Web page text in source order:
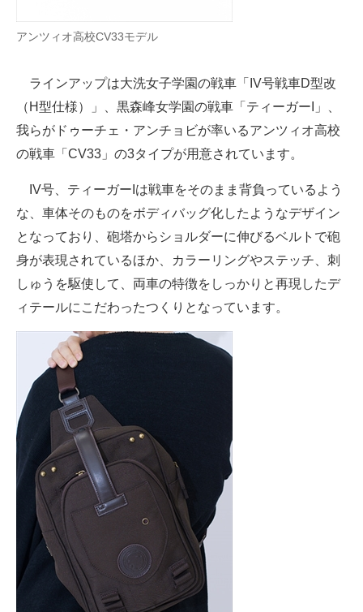
アンツィオ高校CV33モデル
ラインアップは大洗女子学園の戦車「IV号戦車D型改
（H型仕様）」、黒森峰女学園の戦車「ティーガーI」、
我らがドゥーチェ・アンチョビが率いるアンツィオ高校
の戦車「CV33」の3タイプが用意されています。
IV号、ティーガーIは戦車をそのまま背負っているよう
な、車体そのものをボディバッグ化したようなデザイン
となっており、砲塔からショルダーに伸びるベルトで砲
身が表現されているほか、カラーリングやステッチ、刺
しゅうを駆使して、両車の特徴をしっかりと再現したデ
ィテールにこだわったつくりとなっています。